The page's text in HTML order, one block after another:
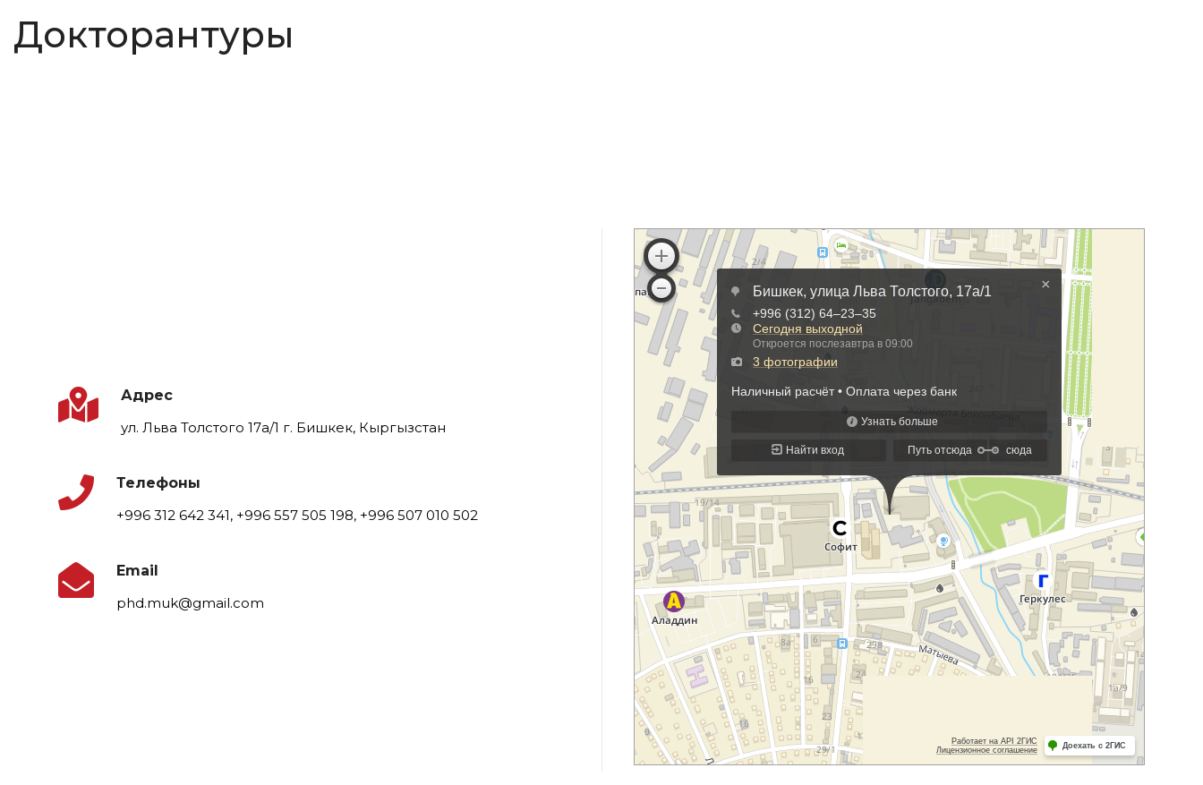
Докторантуры
Адрес
ул. Льва Толстого 17а/1 г. Бишкек, Кыргызстан
Телефоны
+996 312 642 341, +996 557 505 198, +996 507 010 502
Email
phd.muk@gmail.com